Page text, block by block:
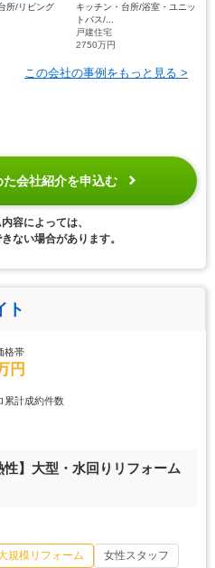
所/リビング
キッチン・台所/浴室・ユニッ
トバス/...
戸建住宅
2750万円
この会社の事例をもっと見る >
会社紹介を申込む
容によっては、
ない場合があります。
ト
格帯
円
累計成約件数
性】大型・水回りリフォーム
規模リフォーム 女性スタッフ